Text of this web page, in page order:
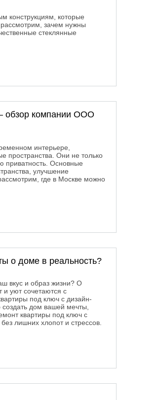
конструкциям, которые
зачем нужны
стеклянные
обзор компании ООО
интерьере,
пространства. Они не только
приватность. Основные
улучшение
где в Москве можно
о доме в реальность?
вкус и образ жизни? О
и уют сочетаются с
под ключ с дизайн-
дом вашей мечты,
квартиры под ключ с
лишних хлопот и стрессов.